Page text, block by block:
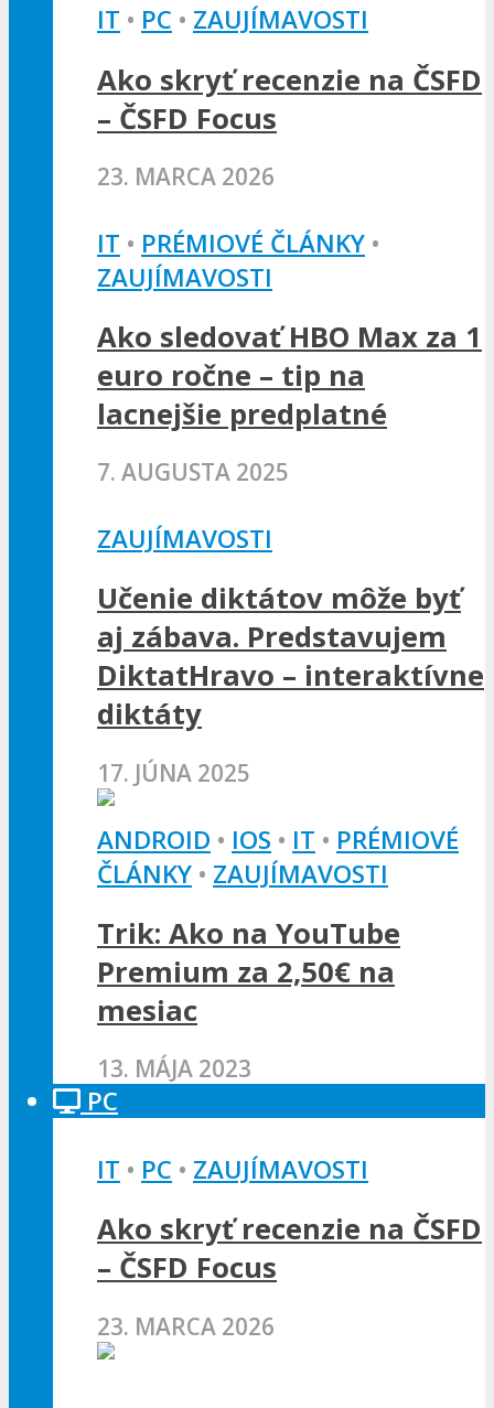
IT • PC • ZAUJÍMAVOSTI
Ako skryť recenzie na ČSFD
– ČSFD Focus
23. MARCA 2026
IT • PRÉMIOVÉ ČLÁNKY •
ZAUJÍMAVOSTI
Ako sledovať HBO Max za 1
euro ročne – tip na
lacnejšie predplatné
7. AUGUSTA 2025
ZAUJÍMAVOSTI
Učenie diktátov môže byť
aj zábava. Predstavujem
DiktatHravo – interaktívne
diktáty
17. JÚNA 2025
ANDROID • IOS • IT • PRÉMIOVÉ
ČLÁNKY • ZAUJÍMAVOSTI
Trik: Ako na YouTube
Premium za 2,50€ na
mesiac
13. MÁJA 2023
PC
IT • PC • ZAUJÍMAVOSTI
Ako skryť recenzie na ČSFD
– ČSFD Focus
23. MARCA 2026